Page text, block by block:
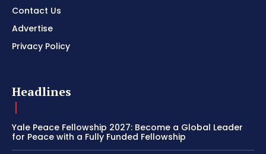
Contact Us
Advertise
Privacy Policy
Headlines
Yale Peace Fellowship 2027: Become a Global Leader
for Peace with a Fully Funded Fellowship